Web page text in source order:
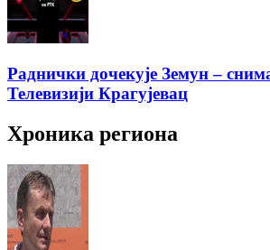
Раднички дочекује Земун –
Телевизији Крагујевац
Хроника региона